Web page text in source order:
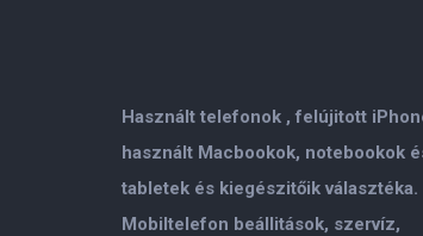
Használt telefonok , felújitott
használt Macbookok, notebookok
tabletek és kiegészitőik választéka.
Mobiltelefon beállitások, szervíz,